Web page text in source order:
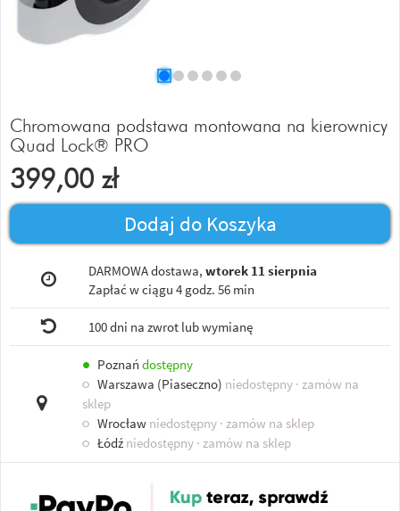
Chromowana podstawa montowana na kierownicy
Quad Lock® PRO
399,00 zł
Dodaj do Koszyka
DARMOWA dostawa, wtorek 11 sierpnia
Zapłać w ciągu 4 godz. 56 min
100 dni na zwrot lub wymianę
● Poznań dostępny
○ Warszawa (Piaseczno) niedostępny · zamów na
sklep
○ Wrocław niedostępny · zamów na sklep
○ Łódź niedostępny · zamów na sklep